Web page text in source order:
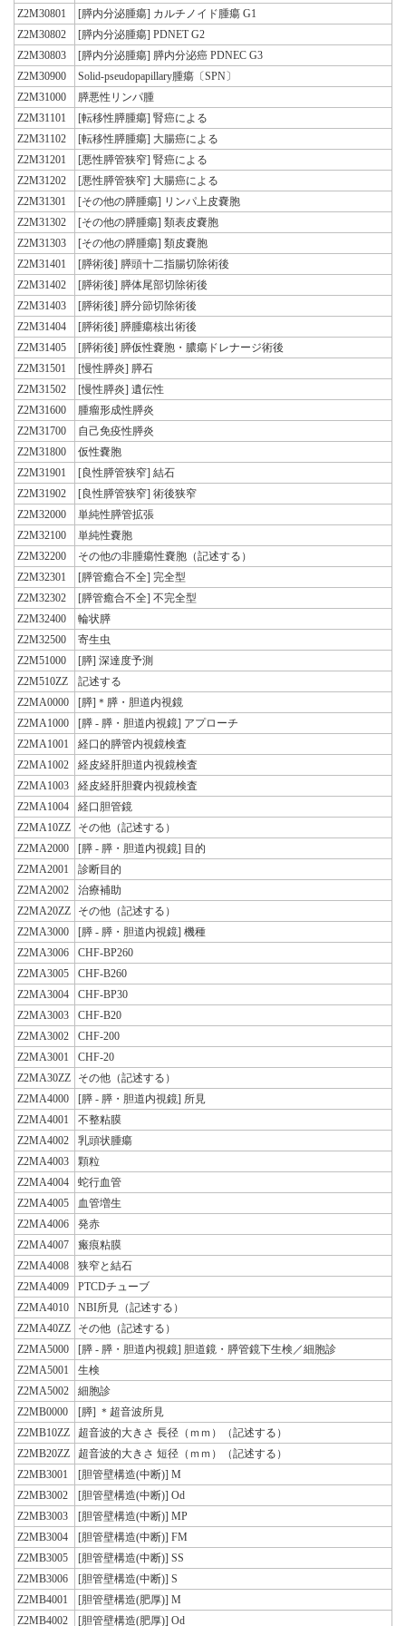
Z2M30801
[膵内分泌腫瘍] カルチノイド腫瘍 G1
Z2M30802
[膵内分泌腫瘍] PDNET G2
Z2M30803
[膵内分泌腫瘍] 膵内分泌癌 PDNEC G3
Z2M30900
Solid-pseudopapillary腫瘍〔SPN〕
Z2M31000
膵悪性リンパ腫
Z2M31101
[転移性膵腫瘍] 腎癌による
Z2M31102
[転移性膵腫瘍] 大腸癌による
Z2M31201
[悪性膵管狭窄] 腎癌による
Z2M31202
[悪性膵管狭窄] 大腸癌による
Z2M31301
[その他の膵腫瘍] リンパ上皮嚢胞
Z2M31302
[その他の膵腫瘍] 類表皮嚢胞
Z2M31303
[その他の膵腫瘍] 類皮嚢胞
Z2M31401
[膵術後] 膵頭十二指腸切除術後
Z2M31402
[膵術後] 膵体尾部切除術後
Z2M31403
[膵術後] 膵分節切除術後
Z2M31404
[膵術後] 膵腫瘍核出術後
Z2M31405
[膵術後] 膵仮性嚢胞・膿瘍ドレナージ術後
Z2M31501
[慢性膵炎] 膵石
Z2M31502
[慢性膵炎] 遺伝性
Z2M31600
腫瘤形成性膵炎
Z2M31700
自己免疫性膵炎
Z2M31800
仮性嚢胞
Z2M31901
[良性膵管狭窄] 結石
Z2M31902
[良性膵管狭窄] 術後狭窄
Z2M32000
単純性膵管拡張
Z2M32100
単純性嚢胞
Z2M32200
その他の非腫瘍性嚢胞（記述する）
Z2M32301
[膵管癒合不全] 完全型
Z2M32302
[膵管癒合不全] 不完全型
Z2M32400
輪状膵
Z2M32500
寄生虫
Z2M51000
[膵] 深達度予測
Z2M510ZZ
記述する
Z2MA0000
[膵]＊膵・胆道内視鏡
Z2MA1000
[膵 - 膵・胆道内視鏡] アプローチ
Z2MA1001
経口的膵管内視鏡検査
Z2MA1002
経皮経肝胆道内視鏡検査
Z2MA1003
経皮経肝胆嚢内視鏡検査
Z2MA1004
経口胆管鏡
Z2MA10ZZ
その他（記述する）
Z2MA2000
[膵 - 膵・胆道内視鏡] 目的
Z2MA2001
診断目的
Z2MA2002
治療補助
Z2MA20ZZ
その他（記述する）
Z2MA3000
[膵 - 膵・胆道内視鏡] 機種
Z2MA3006
CHF-BP260
Z2MA3005
CHF-B260
Z2MA3004
CHF-BP30
Z2MA3003
CHF-B20
Z2MA3002
CHF-200
Z2MA3001
CHF-20
Z2MA30ZZ
その他（記述する）
Z2MA4000
[膵 - 膵・胆道内視鏡] 所見
Z2MA4001
不整粘膜
Z2MA4002
乳頭状腫瘍
Z2MA4003
顆粒
Z2MA4004
蛇行血管
Z2MA4005
血管増生
Z2MA4006
発赤
Z2MA4007
瘢痕粘膜
Z2MA4008
狭窄と結石
Z2MA4009
PTCDチューブ
Z2MA4010
NBI所見（記述する）
Z2MA40ZZ
その他（記述する）
Z2MA5000
[膵 - 膵・胆道内視鏡] 胆道鏡・膵管鏡下生検／細胞診
Z2MA5001
生検
Z2MA5002
細胞診
Z2MB0000
[膵] ＊超音波所見
Z2MB10ZZ
超音波的大きさ 長径（ｍｍ）（記述する）
Z2MB20ZZ
超音波的大きさ 短径（ｍｍ）（記述する）
Z2MB3001
[胆管壁構造(中断)] M
Z2MB3002
[胆管壁構造(中断)] Od
Z2MB3003
[胆管壁構造(中断)] MP
Z2MB3004
[胆管壁構造(中断)] FM
Z2MB3005
[胆管壁構造(中断)] SS
Z2MB3006
[胆管壁構造(中断)] S
Z2MB4001
[胆管壁構造(肥厚)] M
Z2MB4002
[胆管壁構造(肥厚)] Od